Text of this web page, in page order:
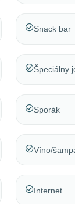
Snack bar
Špeciálny
Sporák
Víno/
Internet